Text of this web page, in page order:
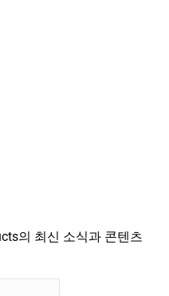
의 최신 소식과 콘텐츠